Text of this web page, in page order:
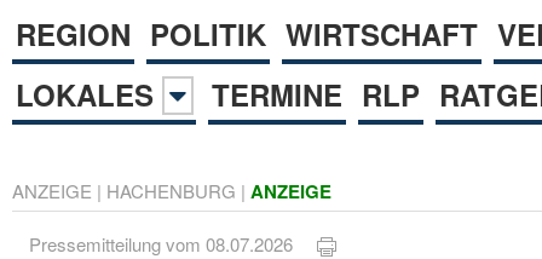
REGION POLITIK WIRTSCHAFT
LOKALES
TERMINE RLP
ANZEIGE | HACHENBURG | ANZEIGE
Pressemitteilung vom 08.07.2026